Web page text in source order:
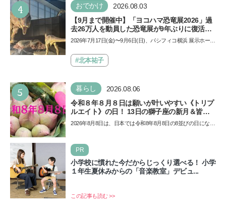
4 おでかけ 2026.08.03
【9月まで開催中】「ヨコハマ恐竜展2026」過
去26万人を動員した恐竜展が9年ぶりに復活！
夏休みのおでかけで楽しむポイントを完全ガイ
2026年7月17日(金)〜9月6日(日)、パシフィコ横浜 展示ホール
催…
#北本祐子
5 暮らし 2026.08.06
令和８年８月８日は願いが叶いやすい《トリプ
ルエイト》の日！ 13日の獅子座の新月＆皆既
日食の影響にも注目
2026年8月8日は、日本では令和8年8月8日の8並びの日になり
て…
PR
小学校に慣れた今だからじっくり選べる！ 小学
１年生夏休みからの「音楽教室」デビュ...
この記事も読む >>